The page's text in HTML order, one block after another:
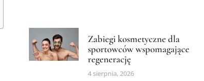
Zabiegi kosmetyczne dla
sportowców wspomagające
regenerację
4 sierpnia, 2026